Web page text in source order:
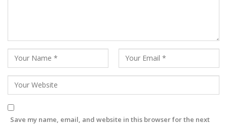
Save my name, email, and website in this browser for the next